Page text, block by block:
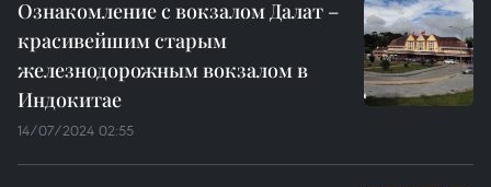
Ознакомление с вокзалом Далат –
красивейшим старым
железнодорожным вокзалом в
Индокитае
14/07/2024 02:55